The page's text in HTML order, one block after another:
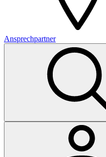
Ansprechpartner